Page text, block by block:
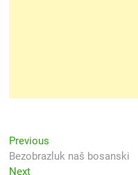
Navigacija
objava
Previous
post:
Bezobrazluk naš bosanski
NextNext